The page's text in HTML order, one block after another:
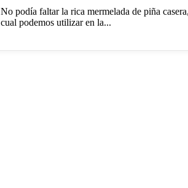
No podía faltar la rica mermelada de piña
cual podemos utilizar en la...